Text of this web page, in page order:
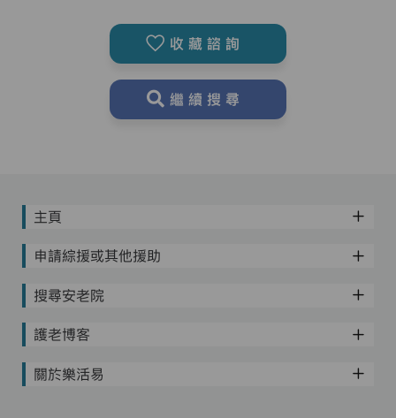
收藏諮詢
繼續搜尋
主頁
申請綜援或其他援助
搜尋安老院
護老博客
關於樂活易